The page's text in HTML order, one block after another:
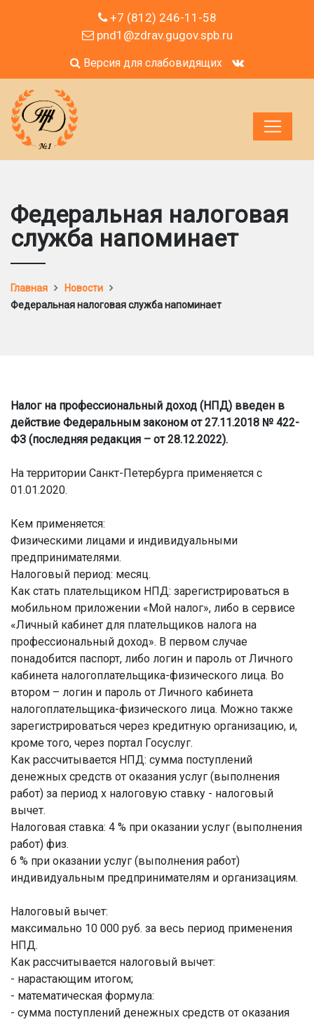
+7 (812) 246-11-58
pnd1@zdrav.gugov.spb.ru
Версия для слабовидящих
Федеральная налоговая
служба напоминает
Главная
Новости
Федеральная налоговая служба напоминает
Налог на профессиональный доход (НПД) введен в
действие Федеральным законом от 27.11.2018 № 422-
ФЗ (последняя редакция – от 28.12.2022).
На территории Санкт-Петербурга применяется с
01.01.2020.
Кем применяется:
Физическими лицами и индивидуальными
предпринимателями.
Налоговый период: месяц.
Как стать плательщиком НПД: зарегистрироваться в
мобильном приложении «Мой налог», либо в сервисе
«Личный кабинет для плательщиков налога на
профессиональный доход». В первом случае
понадобится паспорт, либо логин и пароль от Личного
кабинета налогоплательщика-физического лица. Во
втором – логин и пароль от Личного кабинета
налогоплательщика-физического лица. Можно также
зарегистрироваться через кредитную организацию, и,
кроме того, через портал Госуслуг.
Как рассчитывается НПД: сумма поступлений
денежных средств от оказания услуг (выполнения
работ) за период х налоговую ставку - налоговый
вычет.
Налоговая ставка: 4 % при оказании услуг (выполнения
работ) физ.
6 % при оказании услуг (выполнения работ)
индивидуальным предпринимателям и организациям.
Налоговый вычет:
максимально 10 000 руб. за весь период применения
НПД.
Как рассчитывается налоговый вычет:
- нарастающим итогом;
- математическая формула:
- сумма поступлений денежных средств от оказания